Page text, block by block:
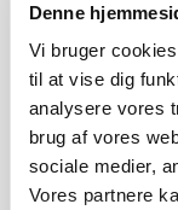
Denne
Vi bruger
til at vise dig
analysere vores
brug af vores
sociale medier,
Vores partnere
Leder til
Klimastald
9670,